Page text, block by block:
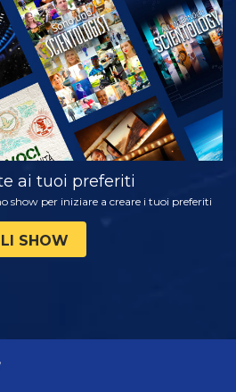
ESPLORA LE
SERIE
ai tuoi preferiti
show per iniziare a creare i tuoi preferiti
SHOW